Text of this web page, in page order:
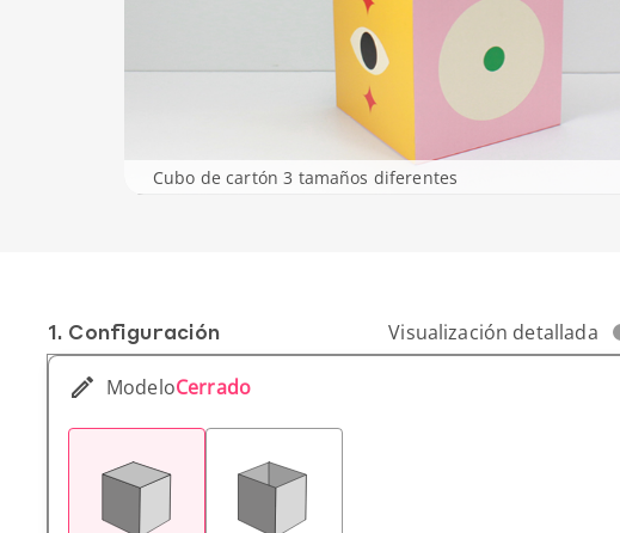
Cubo de cartón 3 tamaños diferentes
1. Conf­iguración Visualización detallada
ModeloCerrado